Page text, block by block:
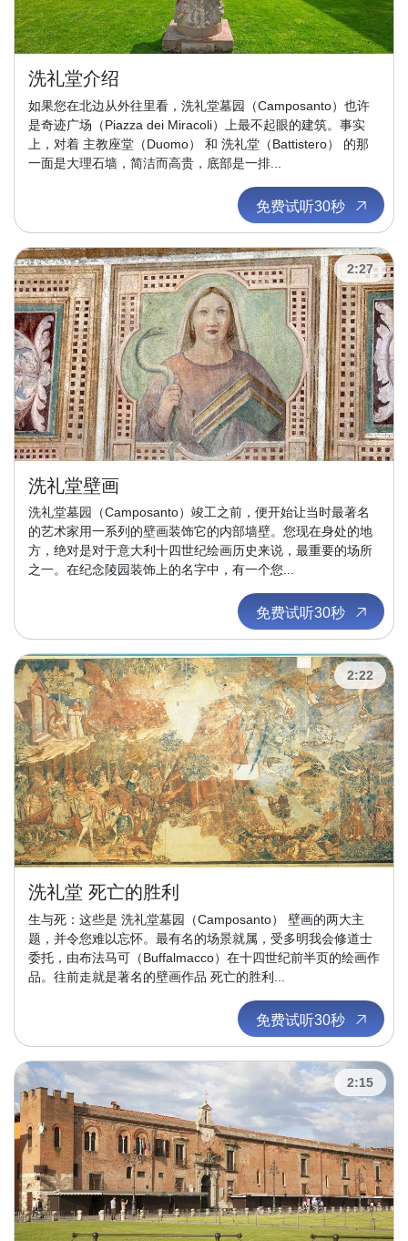
洗礼堂介绍
如果您在北边从外往里看，洗礼堂墓园（Camposanto）也许
是奇迹广场（Piazza dei Miracoli）上最不起眼的建筑。事实
上，对着 主教座堂（Duomo） 和 洗礼堂（Battistero） 的那
一面是大理石墙，简洁而高贵，底部是一排...
免费试听30秒
2:27
洗礼堂壁画
洗礼堂墓园（Camposanto）竣工之前，便开始让当时最著名
的艺术家用一系列的壁画装饰它的内部墙壁。您现在身处的地
方，绝对是对于意大利十四世纪绘画历史来说，最重要的场所
之一。在纪念陵园装饰上的名字中，有一个您...
免费试听30秒
2:22
洗礼堂 死亡的胜利
生与死：这些是 洗礼堂墓园（Camposanto） 壁画的两大主
题，并令您难以忘怀。最有名的场景就属，受多明我会修道士
委托，由布法马可（Buffalmacco）在十四世纪前半页的绘画作
品。往前走就是著名的壁画作品 死亡的胜利...
免费试听30秒
2:15